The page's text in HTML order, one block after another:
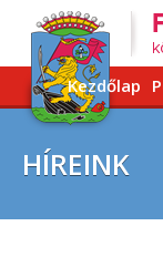
Kezdőlap
HÍREINK